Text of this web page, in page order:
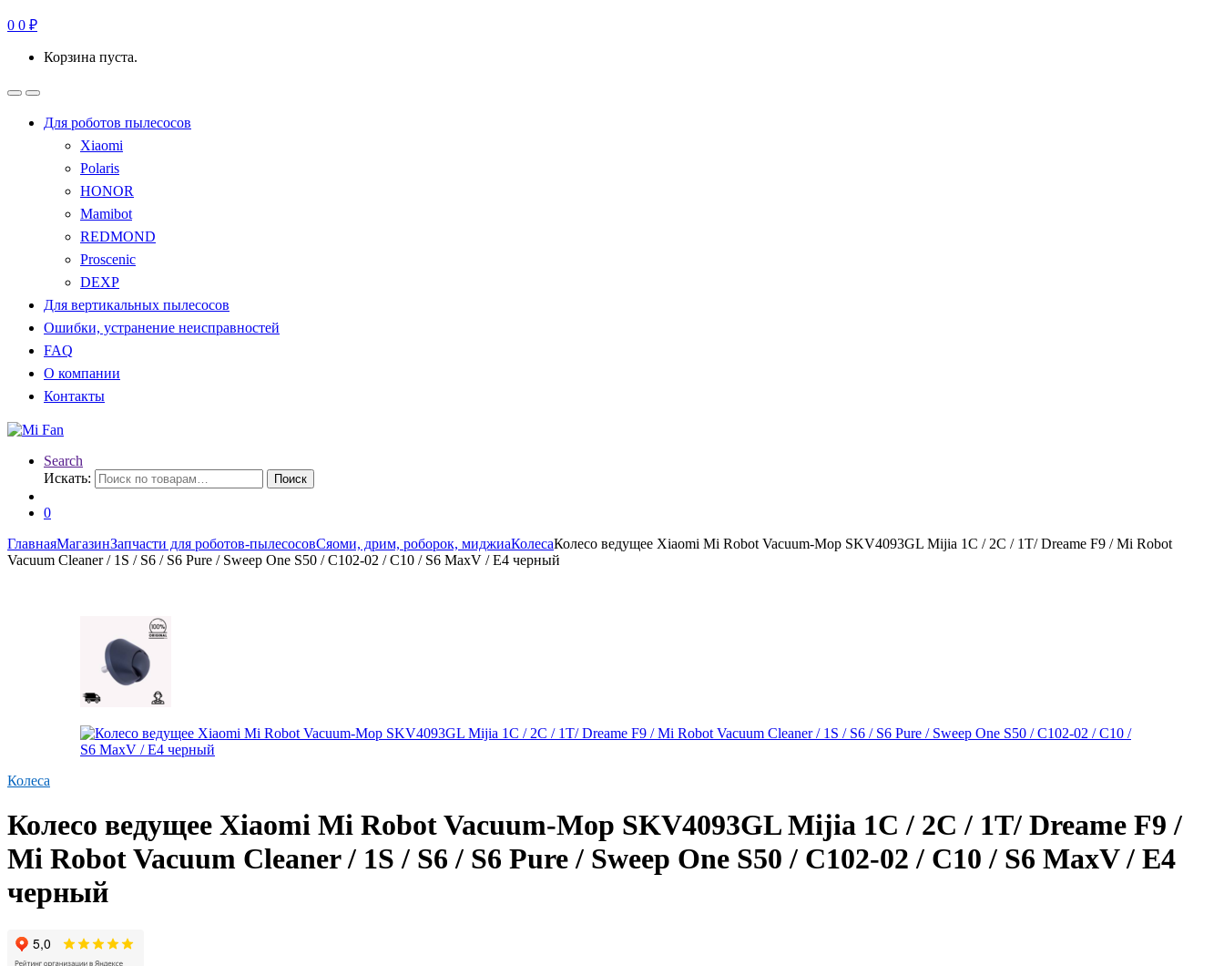
0 0 ₽
Корзина пуста.
Для роботов пылесосов
Xiaomi
Polaris
HONOR
Mamibot
REDMOND
Proscenic
DEXP
Для вертикальных пылесосов
Ошибки, устранение неисправностей
FAQ
О компании
Контакты
Search
Искать:
Поиск
0
ГлавнаяМагазинЗапчасти для роботов-пылесосовСяоми, дрим, роборок, миджиаКолесаКолесо ведущее Xiaomi Mi Robot Vacuum-Mop SKV4093GL Mijia 1C / 2С / 1T/ Dreame F9 / Mi Robot
Vacuum Cleaner / 1S / S6 / S6 Pure / Sweep One S50 / C102-02 / С10 / S6 MaxV / E4 черный
Колеса
Колесо ведущее Xiaomi Mi Robot Vacuum-Mop SKV4093GL Mijia 1C / 2С / 1T/ Dreame F9 /
Mi Robot Vacuum Cleaner / 1S / S6 / S6 Pure / Sweep One S50 / C102-02 / С10 / S6 MaxV / E4
черный